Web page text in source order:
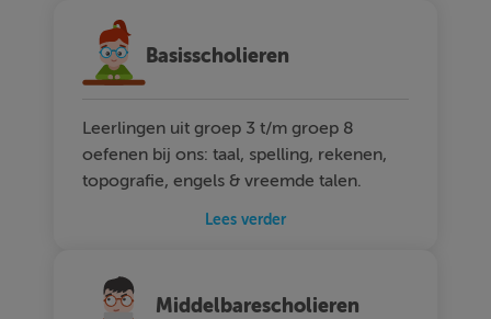
Basisscholieren
Leerlingen uit groep 3 t/m groep 8
oefenen bij ons: taal, spelling, rekenen,
topografie, engels & vreemde talen.
Lees verder
Middelbarescholieren